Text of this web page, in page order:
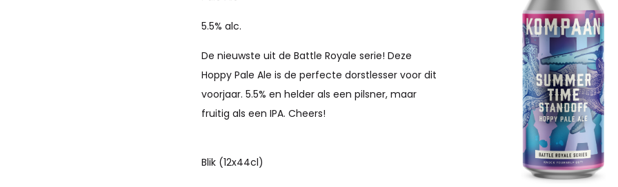
5.5% alc.
De nieuwste uit de Battle Royale serie! Deze
Hoppy Pale Ale is de perfecte dorstlesser voor dit
voorjaar. 5.5% en helder als een pilsner, maar
fruitig als een IPA. Cheers!
Blik (12x44cl)